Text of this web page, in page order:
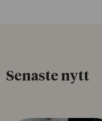
Senaste nytt